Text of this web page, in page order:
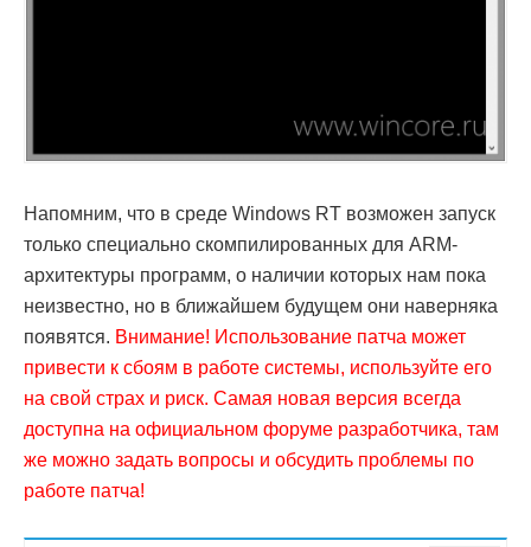
Напомним, что в среде Windows RT возможен запуск
только специально скомпилированных для ARM-
архитектуры программ, о наличии которых нам пока
неизвестно, но в ближайшем будущем они наверняка
появятся. Внимание! Использование патча может
привести к сбоям в работе системы, используйте его
на свой страх и риск. Самая новая версия всегда
доступна на официальном форуме разработчика, там
же можно задать вопросы и обсудить проблемы по
работе патча!